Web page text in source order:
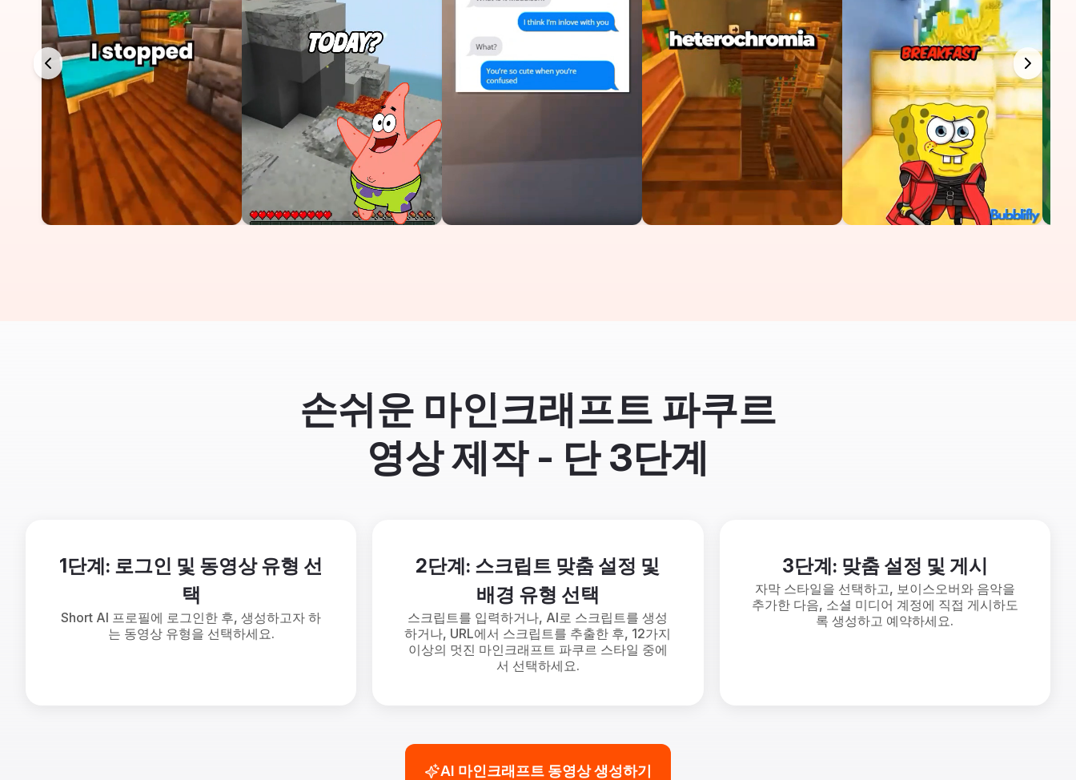
손쉬운 마인크래프트 파쿠르
영상 제작 - 단 3단계
1단계: 로그인 및 동영상 유형 선
택
Short AI 프로필에 로그인한 후, 생성하고자 하
는 동영상 유형을 선택하세요.
2단계: 스크립트 맞춤 설정 및
배경 유형 선택
스크립트를 입력하거나, AI로 스크립트를 생성
하거나, URL에서 스크립트를 추출한 후, 12가지
이상의 멋진 마인크래프트 파쿠르 스타일 중에
서 선택하세요.
3단계: 맞춤 설정 및 게시
자막 스타일을 선택하고, 보이스오버와 음악을
추가한 다음, 소셜 미디어 계정에 직접 게시하도
록 생성하고 예약하세요.
AI 마인크래프트 동영상 생성하기